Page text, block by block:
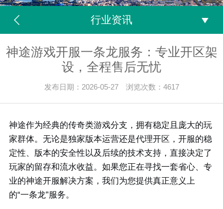
行业资讯
神途游戏开服一条龙服务：专业开区架
设，全程售后无忧
发布日期：2026-05-27 浏览次数：4617
神途作为经典的传奇类游戏分支，拥有稳定且庞大的玩
家群体。无论是独家版本运营还是代理开区，开服的稳
定性、版本的安全性以及后续的技术支持，直接决定了
玩家的留存和流水收益。如果您正在寻找一套省心、专
业的神途开服解决方案，我们为您提供真正意义上
的“一条龙”服务。